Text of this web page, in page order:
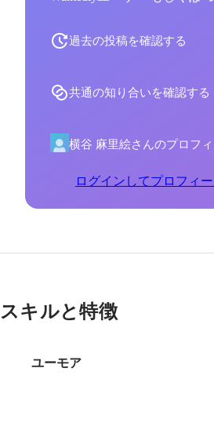
過去の投稿を確認する
共通の知り合いを確認する
横谷 麻里絵さんのプロフ
ログインしてプロフィ
スキルと特徴
ユーモア